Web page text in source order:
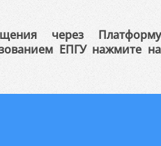
через Платформу
ЕПГУ нажмите на